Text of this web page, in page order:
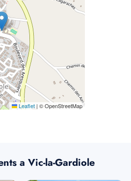
Leaflet | © OpenStreetMap
a Vic-la-Gardiole